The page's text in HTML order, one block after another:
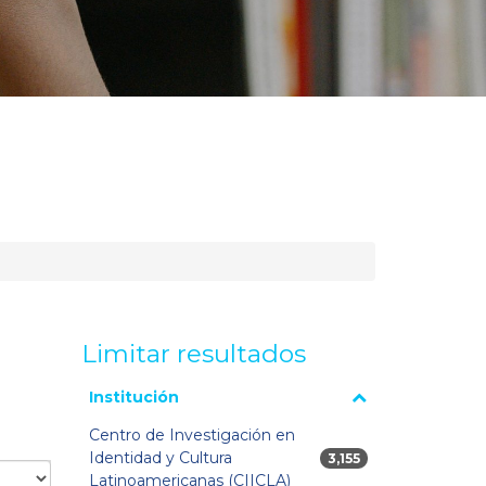
66
Limitar resultados
La página se volverá a cargar cuando se seleccione o
Institución
Centro de Investigación en
Identidad y Cultura
Latinoamericanas (CIICLA)
3,155 resultados
3,155